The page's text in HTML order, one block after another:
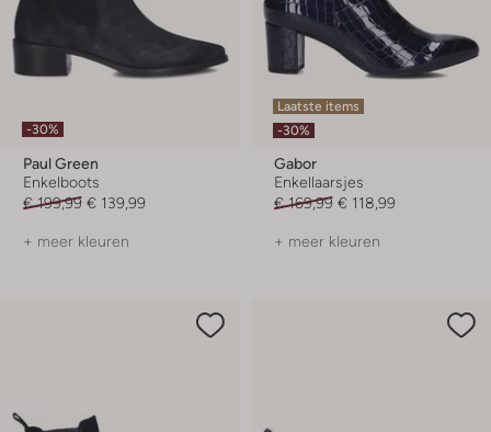
-30%
Paul Green
Enkelboots
€ 199,99 € 139,99
+ meer kleuren
Laatste items
-30%
Gabor
Enkellaarsjes
€ 169,99 € 118,99
+ meer kleuren